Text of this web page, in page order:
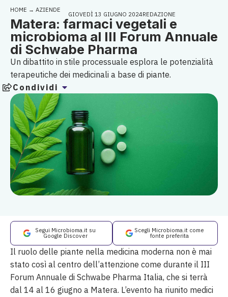
HOME → AZIENDE
GIOVEDÌ 13 GIUGNO 2024REDAZIONE
Matera: farmaci vegetali e
microbioma al III Forum Annuale
di Schwabe Pharma
Un dibattito in stile processuale esplora le potenzialità
terapeutiche dei medicinali a base di piante.
Condividi
Segui Microbioma.it su
Google Discover
Scegli Microbioma.it come
fonte preferita
Il ruolo delle piante nella medicina moderna non è mai
stato così al centro dell’attenzione come durante il III
Forum Annuale di Schwabe Pharma Italia, che si terrà
dal 14 al 16 giugno a Matera. L’evento ha riunito medici